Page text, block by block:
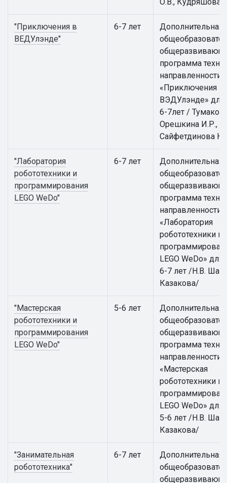
"Приключения в
ВЕДУлэнде"
6-7 лет
Дополнительная
программа
направленности
«Приключения в
ВЭДУлэнде» для
6-7лет /
Орешкина И.Р.,
Сайфетдинова
"Лаборатория
робототехники и
программирования
LEGO WeDo"
6-7 лет
Дополнительная
программа
направленности
«Лаборатория
робототехники и
LEGO WeDo» для
6-7 лет /Н.В.
Казакова/
"Мастерская
робототехники и
программирования
LEGO WeDo"
5-6 лет
Дополнительная
программа
направленности
«Мастерская
робототехники и
LEGO WeDo» для
5-6 лет /Н.В.
Казакова/
"Занимательная
робототехника"
6-7 лет
Дополнительная